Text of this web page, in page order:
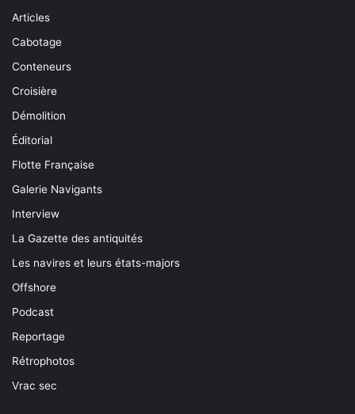
Articles
Cabotage
Conteneurs
Croisière
Démolition
Éditorial
Flotte Française
Galerie Navigants
Interview
La Gazette des antiquités
Les navires et leurs états-majors
Offshore
Podcast
Reportage
Rétrophotos
Vrac sec